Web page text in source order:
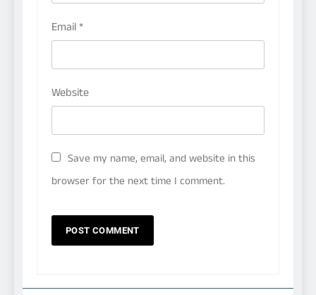
Email*
Website
Save my name, email, and website in this
browser for the next time I comment.